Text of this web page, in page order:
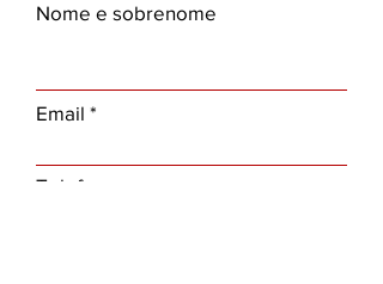
Nome e sobrenome
Email
Telefone